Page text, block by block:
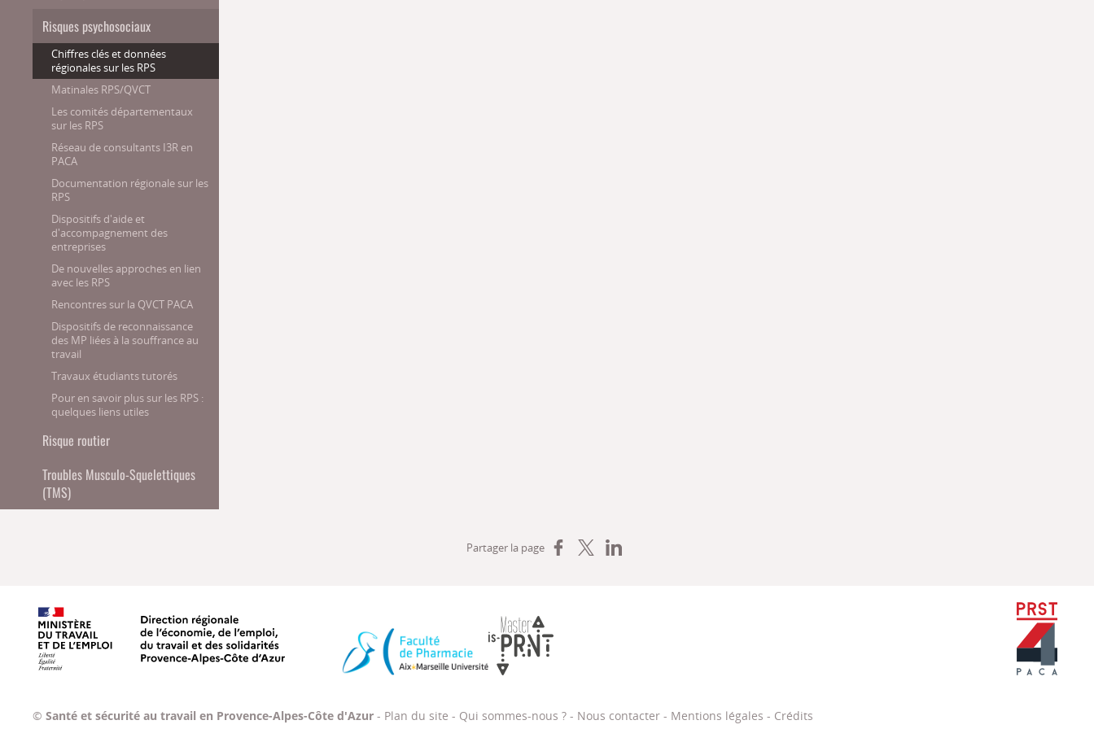
Risques psychosociaux
Chiffres clés et données
régionales sur les RPS
Matinales RPS/QVCT
Les comités départementaux
sur les RPS
Réseau de consultants I3R en
PACA
Documentation régionale sur les
RPS
Dispositifs d'aide et
d'accompagnement des
entreprises
De nouvelles approches en lien
avec les RPS
Rencontres sur la QVCT PACA
Dispositifs de reconnaissance
des MP liées à la souffrance au
travail
Travaux étudiants tutorés
Pour en savoir plus sur les RPS :
quelques liens utiles
Risque routier
Troubles Musculo-Squelettiques
(TMS)
Partager la page Partager sur Facebook
Partager sur XPartager sur LinkedIn
Ministère du travail, de l'emploi, de la formation professionnelle et du dialogue social PRST Paca
©Santé et sécurité au travail en Provence-Alpes-Côte d'Azur - Plan du site - Qui sommes-nous ? - Nous contacter - Mentions légales - Crédits